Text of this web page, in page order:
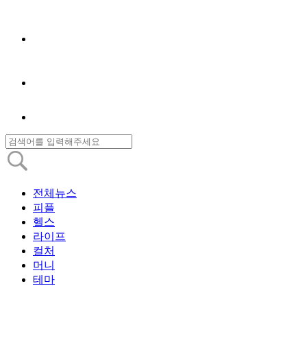
전체뉴스
피플
헬스
라이프
컬처
머니
테마